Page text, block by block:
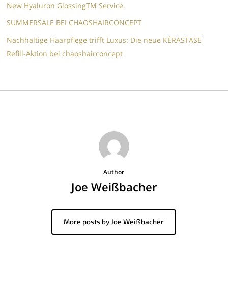
New Hyaluron GlossingTM​ Service.​
SUMMERSALE BEI CHAOSHAIRCONCEPT
Nachhaltige Haarpflege trifft Luxus: Die neue KÉRASTASE
Refill-Aktion bei chaoshairconcept
Author
Joe Weißbacher
More posts by Joe Weißbacher